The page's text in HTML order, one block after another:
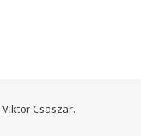
Viktor Csaszar.